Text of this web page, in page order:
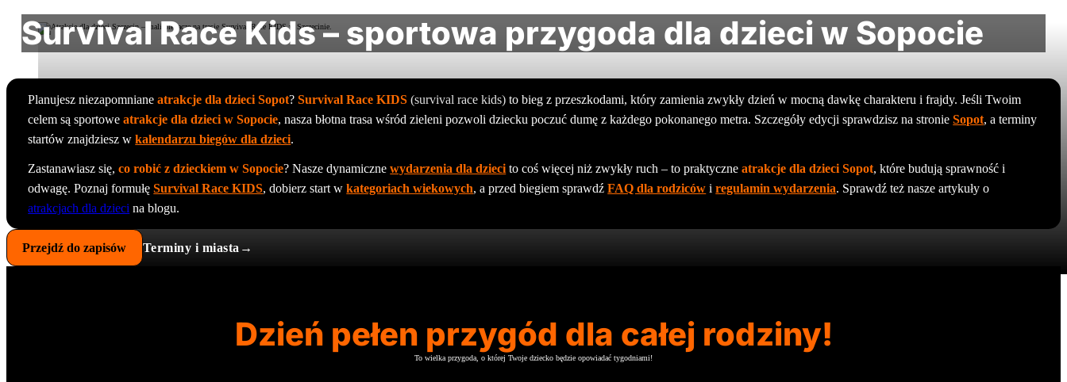
Survival Race Kids – sportowa przygoda dla dzieci w Sopocie
Planujesz niezapomnianeatrakcje dla dzieci Sopot?Survival Race KIDS (survival race kids) to bieg z przeszkodami, który zamienia zwykły dzień w mocną dawkę charakteru i frajdy. Jeśli Twoim
celem są sportoweatrakcje dla dzieci w Sopocie, nasza błotna trasa wśród zieleni pozwoli dziecku poczuć dumę z każdego pokonanego metra. Szczegóły edycji sprawdzisz na stronieSopot, a terminy
startów znajdziesz wkalendarzu biegów dla dzieci.
Zastanawiasz się,co robić z dzieckiem w Sopocie? Nasze dynamicznewydarzenia dla dzieci to coś więcej niż zwykły ruch – to praktyczneatrakcje dla dzieci Sopot, które budują sprawność i
odwagę. Poznaj formułęSurvival Race KIDS, dobierz start wkategoriach wiekowych, a przed biegiem sprawdźFAQ dla rodziców iregulamin wydarzenia. Sprawdź też nasze artykuły o
atrakcjach dla dzieci na blogu.
Przejdź do zapisów Terminy i miasta→
Dzień pełen przygód dla całej rodziny!
To wielka przygoda, o której Twoje dziecko będzie opowiadać tygodniami!